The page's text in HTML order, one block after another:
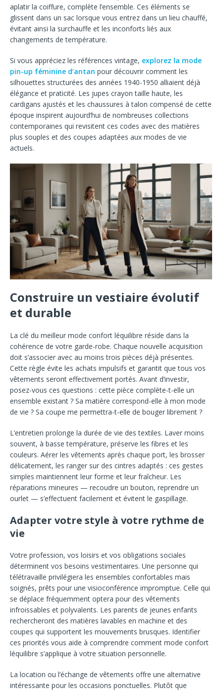
aplatir la coiffure, complète l’ensemble. Ces éléments se
glissent dans un sac lorsque vous entrez dans un lieu chauffé,
évitant ainsi la surchauffe et les inconforts liés aux
changements de température.
Si vous appréciez les références vintage, explorez la mode
pin-up féminine d’antan pour découvrir comment les
silhouettes structurées des années 1940-1950 alliaient déjà
élégance et praticité. Les jupes crayon taille haute, les
cardigans ajustés et les chaussures à talon compensé de cette
époque inspirent aujourd’hui de nombreuses collections
contemporaines qui revisitent ces codes avec des matières
plus souples et des coupes adaptées aux modes de vie
actuels.
Construire un vestiaire évolutif
et durable
La clé du meilleur mode confort léquilibre réside dans la
cohérence de votre garde-robe. Chaque nouvelle acquisition
doit s’associer avec au moins trois pièces déjà présentes.
Cette règle évite les achats impulsifs et garantit que tous vos
vêtements seront effectivement portés. Avant d’investir,
posez-vous ces questions : cette pièce complète-t-elle un
ensemble existant ? Sa matière correspond-elle à mon mode
de vie ? Sa coupe me permettra-t-elle de bouger librement ?
L’entretien prolonge la durée de vie des textiles. Laver moins
souvent, à basse température, préserve les fibres et les
couleurs. Aérer les vêtements après chaque port, les brosser
délicatement, les ranger sur des cintres adaptés : ces gestes
simples maintiennent leur forme et leur fraîcheur. Les
réparations mineures — recoudre un bouton, reprendre un
ourlet — s’effectuent facilement et évitent le gaspillage.
Adapter votre style à votre rythme de
vie
Votre profession, vos loisirs et vos obligations sociales
déterminent vos besoins vestimentaires. Une personne qui
télétravaille privilégiera les ensembles confortables mais
soignés, prêts pour une visioconférence impromptue. Celle qui
se déplace fréquemment optera pour des vêtements
infroissables et polyvalents. Les parents de jeunes enfants
rechercheront des matières lavables en machine et des
coupes qui supportent les mouvements brusques. Identifier
ces priorités vous aide à comprendre comment mode confort
léquilibre s’applique à votre situation personnelle.
La location ou l’échange de vêtements offre une alternative
intéressante pour les occasions ponctuelles. Plutôt que